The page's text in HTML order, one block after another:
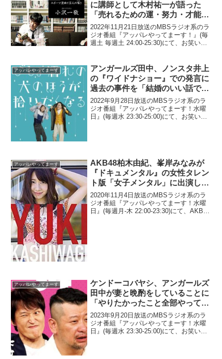
に講師として木村祐一が語った
「売れるための運・努力・才能の
割合」が未だに心に残っていると
明かす
2022年11月21日放送のMBSラジオ系のラ
ジオ番組『アッパレやってまーす！』(毎
週土 毎週土 24:00-25:30)にて、お笑いコ
た「売れるための運・努力・才能の...
アッパレやってまーす
アンガールズ田中、ノンスタ井上
の『ワイドナショー』での発言に
過去の事件を「結婚のいい話で消
そうとしている」と指摘
2022年9月28日放送のMBSラジオ系のラ
ジオ番組『アッパレやってまーす！水曜
日』(毎週水 23:30-25:00)にて、お笑いコ
アッパレやってまーす
AKB48柏木由紀、峯岸みなみが
『ドキュメンタル』の女性タレン
ト版「女子メンタル」に出演して
も平然としていたことに驚き「ビ
ビリません？」
2020年11月4日放送のMBSラジオ系のラ
ジオ番組『アッパレやってまーす！水曜
日』(毎週月-木 22:00-23:30)にて、AKB48
アッパレやってまーす
ケンドーコバヤシ、アンガールズ
田中が妻と晩酌をしていることに
「やりたかったこと全部やってる
な、お前」
2023年9月20日放送のMBSラジオ系のラ
ジオ番組『アッパレやってまーす！水曜
日』(毎週水 23:30-25:00)にて、お笑い芸